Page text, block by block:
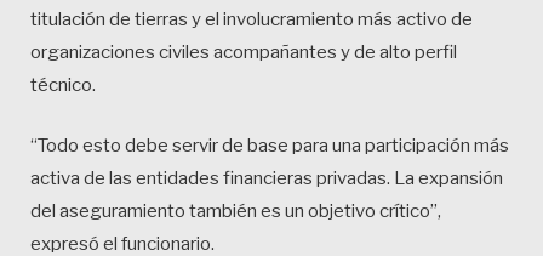
titulación de tierras y el involucramiento más activo de
organizaciones civiles acompañantes y de alto perfil
técnico.
“Todo esto debe servir de base para una participación más
activa de las entidades financieras privadas. La expansión
del aseguramiento también es un objetivo crítico”,
expresó el funcionario.